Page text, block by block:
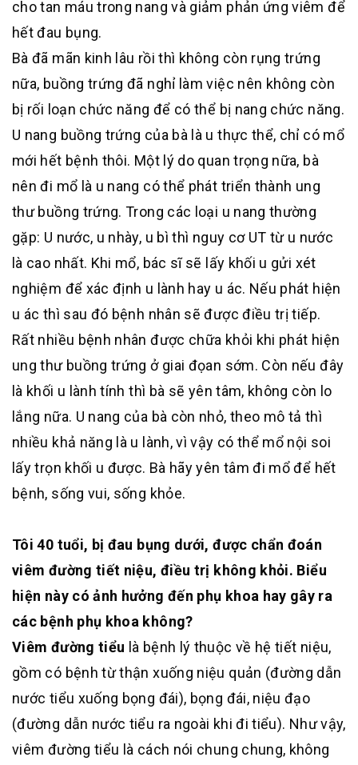
cho tan máu trong nang và giảm phản ứng viêm để
hết đau bụng.
Bà đã mãn kinh lâu rồi thì không còn rụng trứng
nữa, buồng trứng đã nghỉ làm việc nên không còn
bị rối loạn chức năng để có thể bị nang chức năng.
U nang buồng trứng của bà là u thực thể, chỉ có mổ
mới hết bệnh thôi. Một lý do quan trọng nữa, bà
nên đi mổ là u nang có thể phát triển thành ung
thư buồng trứng. Trong các loại u nang thường
gặp: U nước, u nhày, u bì thì nguy cơ UT từ u nước
là cao nhất. Khi mổ, bác sĩ sẽ lấy khối u gửi xét
nghiệm để xác định u lành hay u ác. Nếu phát hiện
u ác thì sau đó bệnh nhân sẽ được điều trị tiếp.
Rất nhiều bệnh nhân được chữa khỏi khi phát hiện
ung thư buồng trứng ở giai đọan sớm. Còn nếu đây
là khối u lành tính thì bà sẽ yên tâm, không còn lo
lắng nữa. U nang của bà còn nhỏ, theo mô tả thì
nhiều khả năng là u lành, vì vậy có thể mổ nội soi
lấy trọn khối u được. Bà hãy yên tâm đi mổ để hết
bệnh, sống vui, sống khỏe.
Tôi 40 tuổi, bị đau bụng dưới, được chẩn đoán
viêm đường tiết niệu, điều trị không khỏi. Biểu
hiện này có ảnh hưởng đến phụ khoa hay gây ra
các bệnh phụ khoa không?
Viêm đường tiểu là bệnh lý thuộc về hệ tiết niệu,
gồm có bệnh từ thận xuống niệu quản (đường dẫn
nước tiểu xuống bọng đái), bọng đái, niệu đạo
(đường dẫn nước tiểu ra ngoài khi đi tiểu). Như vậy,
viêm đường tiểu là cách nói chung chung, không